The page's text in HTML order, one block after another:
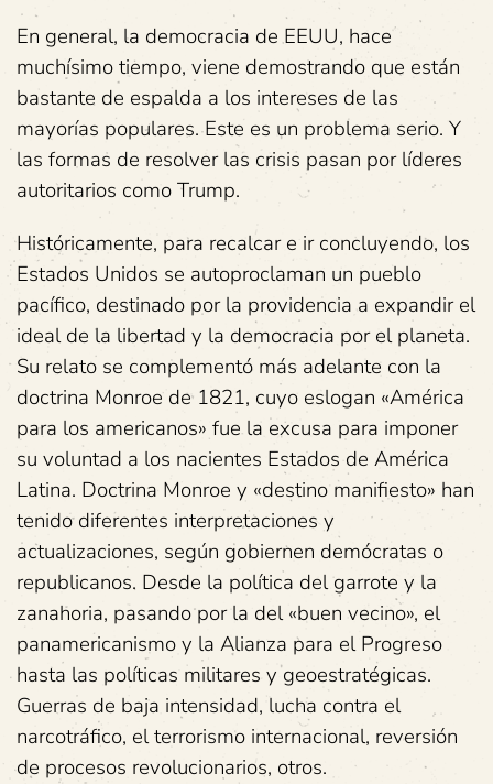
En general, la democracia de EEUU, hace
muchísimo tiempo, viene demostrando que están
bastante de espalda a los intereses de las
mayorías populares. Este es un problema serio. Y
las formas de resolver las crisis pasan por líderes
autoritarios como Trump.
Históricamente, para recalcar e ir concluyendo, los
Estados Unidos se autoproclaman un pueblo
pacífico, destinado por la providencia a expandir el
ideal de la libertad y la democracia por el planeta.
Su relato se complementó más adelante con la
doctrina Monroe de 1821, cuyo eslogan «América
para los americanos» fue la excusa para imponer
su voluntad a los nacientes Estados de América
Latina. Doctrina Monroe y «destino manifiesto» han
tenido diferentes interpretaciones y
actualizaciones, según gobiernen demócratas o
republicanos. Desde la política del garrote y la
zanahoria, pasando por la del «buen vecino», el
panamericanismo y la Alianza para el Progreso
hasta las políticas militares y geoestratégicas.
Guerras de baja intensidad, lucha contra el
narcotráfico, el terrorismo internacional, reversión
de procesos revolucionarios, otros.